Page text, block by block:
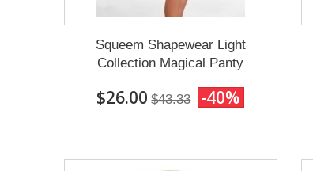
Squeem Shapewear Light
Collection Magical Panty
$26.00 $43.33 -40%